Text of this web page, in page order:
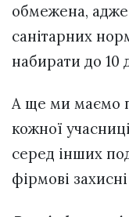
обмежена,
санітарних
набирати до 10
А ще ми маємо
кожної
серед інших
фірмові